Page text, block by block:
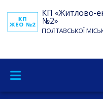
КП «Житлово-
№2»
ПОЛТАВСЬКОЇ